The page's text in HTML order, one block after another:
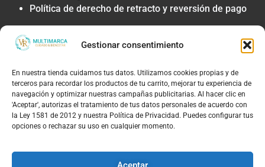
Gestionar consentimiento
En nuestra tienda cuidamos tus datos. Utilizamos cookies propias y de
terceros para recordar los productos de tu carrito, mejorar tu experiencia de
navegación y optimizar nuestras campañas publicitarias. Al hacer clic en
'Aceptar', autorizas el tratamiento de tus datos personales de acuerdo con
la Ley 1581 de 2012 y nuestra Política de Privacidad. Puedes configurar tus
opciones o rechazar su uso en cualquier momento.
Política de derecho de retracto y reversión de pago
Privacidad y Tratamiento de Datos
Política de privacidad y tratamiento de datos
Autorización de contacto, marketing y
comunicaciones comerciales
Política de cookies
Términos Legales y Soporte